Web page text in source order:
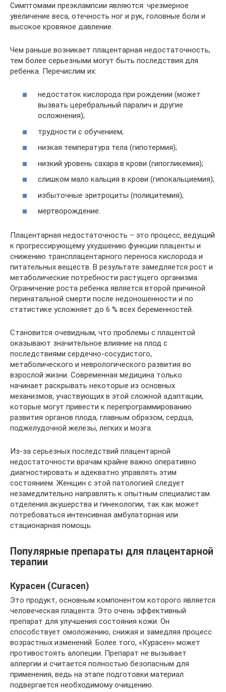
Симптомами преэклампсии являются: чрезмерное
увеличение веса, отечность ног и рук, головные боли и
высокое кровяное давление.
Чем раньше возникает плацентарная недостаточность,
тем более серьезными могут быть последствия для
ребенка. Перечислим их:
недостаток кислорода при рождении (может
вызвать церебральный паралич и другие
осложнения);
трудности с обучением;
низкая температура тела (гипотермия);
низкий уровень сахара в крови (гипогликемия);
слишком мало кальция в крови (гипокальциемия);
избыточные эритроциты (полицитемия);
мертворождение.
Плацентарная недостаточность – это процесс, ведущий
к прогрессирующему ухудшению функции плаценты и
снижению трансплацентарного переноса кислорода и
питательных веществ. В результате замедляется рост и
метаболические потребности растущего организма.
Ограничение роста ребенка является второй причиной
перинатальной смерти после недоношенности и по
статистике усложняет до 6 % всех беременностей.
Становится очевидным, что проблемы с плацентой
оказывают значительное влияние на плод с
последствиями сердечно-сосудистого,
метаболического и неврологического развития во
взрослой жизни. Современная медицина только
начинает раскрывать некоторые из основных
механизмов, участвующих в этой сложной адаптации,
которые могут привести к перепрограммированию
развития органов плода, главным образом, сердца,
поджелудочной железы, легких и мозга.
Из-за серьезных последствий плацентарной
недостаточности врачам крайне важно оперативно
диагностировать и адекватно управлять этим
состоянием. Женщин с этой патологией следует
незамедлительно направлять к опытным специалистам
отделения акушерства и гинекологии, так как может
потребоваться интенсивная амбулаторная или
стационарная помощь.
Популярные препараты для плацентарной
терапии
Курасен (Curacen)
Это продукт, основным компонентом которого является
человеческая плацента. Это очень эффективный
препарат для улучшения состояния кожи. Он
способствует омоложению, снижая и замедляя процесс
возрастных изменений. Более того, «Курасен» может
противостоять алопеции. Препарат не вызывает
аллергии и считается полностью безопасным для
применения, ведь на этапе подготовки материал
подвергается необходимому очищению.